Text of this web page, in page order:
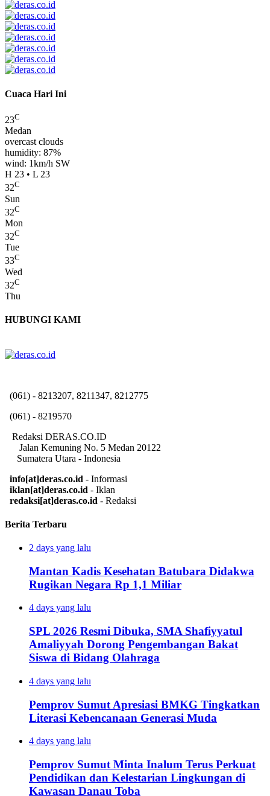
Cuaca Hari Ini
23C
Medan
overcast clouds
humidity: 87%
wind: 1km/h SW
H 23 • L 23
32C
Sun
32C
Mon
32C
Tue
33C
Wed
32C
Thu
HUBUNGI KAMI
(061) - 8213207, 8211347, 8212775
(061) - 8219570
Redaksi DERAS.CO.ID
Jalan Kemuning No. 5 Medan 20122
Sumatera Utara - Indonesia
info[at]deras.co.id - Informasi
iklan[at]deras.co.id - Iklan
redaksi[at]deras.co.id - Redaksi
Berita Terbaru
2 days yang lalu
Mantan Kadis Kesehatan Batubara Didakwa
Rugikan Negara Rp 1,1 Miliar
4 days yang lalu
SPL 2026 Resmi Dibuka, SMA Shafiyyatul
Amaliyyah Dorong Pengembangan Bakat
Siswa di Bidang Olahraga
4 days yang lalu
Pemprov Sumut Apresiasi BMKG Tingkatkan
Literasi Kebencanaan Generasi Muda
4 days yang lalu
Pemprov Sumut Minta Inalum Terus Perkuat
Pendidikan dan Kelestarian Lingkungan di
Kawasan Danau Toba